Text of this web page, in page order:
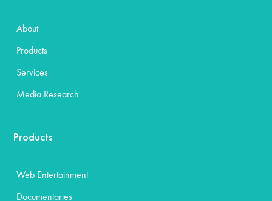
About
Products
Services
Media Research
Products
Web Entertainment
Documentaries